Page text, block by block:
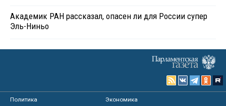
Академик РАН рассказал, опасен ли для России супер
Эль-Ниньо
Политика
Экономика